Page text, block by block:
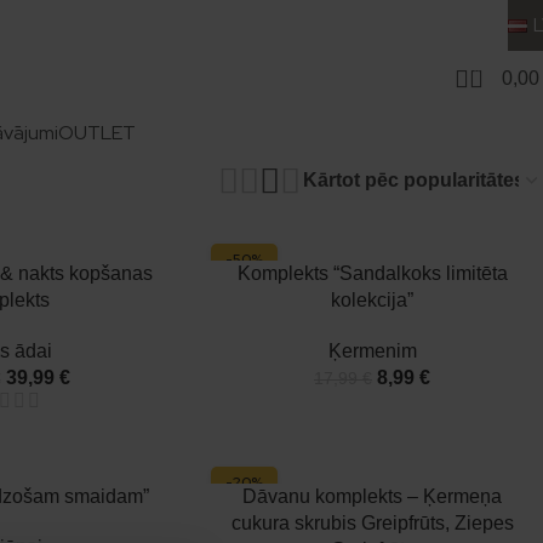
0 0,00
OUTLET
un dāvanām: sejas ādai, ķermenim, matiem, vannai
ar skaistu komplektu.
nakts kopšanas
ādai
39,99 €
-50%
Komplekts “Sandalkoks limitēta
kolekcija”
Ķermenim
8,99 €
smaidam”
-20%
Dāvanu komplekts – Ķermeņa
cukura skrubis Greipfrūts, Ziepes